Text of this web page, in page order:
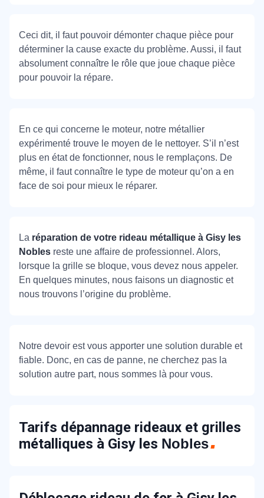
Ceci dit, il faut pouvoir démonter chaque pièce pour
déterminer la cause exacte du problème. Aussi, il faut
absolument connaître le rôle que joue chaque pièce
pour pouvoir la répare.
En ce qui concerne le moteur, notre métallier
expérimenté trouve le moyen de le nettoyer. S’il n’est
plus en état de fonctionner, nous le remplaçons. De
même, il faut connaître le type de moteur qu’on a en
face de soi pour mieux le réparer.
La réparation de votre rideau métallique à Gisy les
Nobles reste une affaire de professionnel. Alors,
lorsque la grille se bloque, vous devez nous appeler.
En quelques minutes, nous faisons un diagnostic et
nous trouvons l’origine du problème.
Notre devoir est vous apporter une solution durable et
fiable. Donc, en cas de panne, ne cherchez pas la
solution autre part, nous sommes là pour vous.
Tarifs dépannage rideaux et grilles
métalliques à Gisy les Nobles